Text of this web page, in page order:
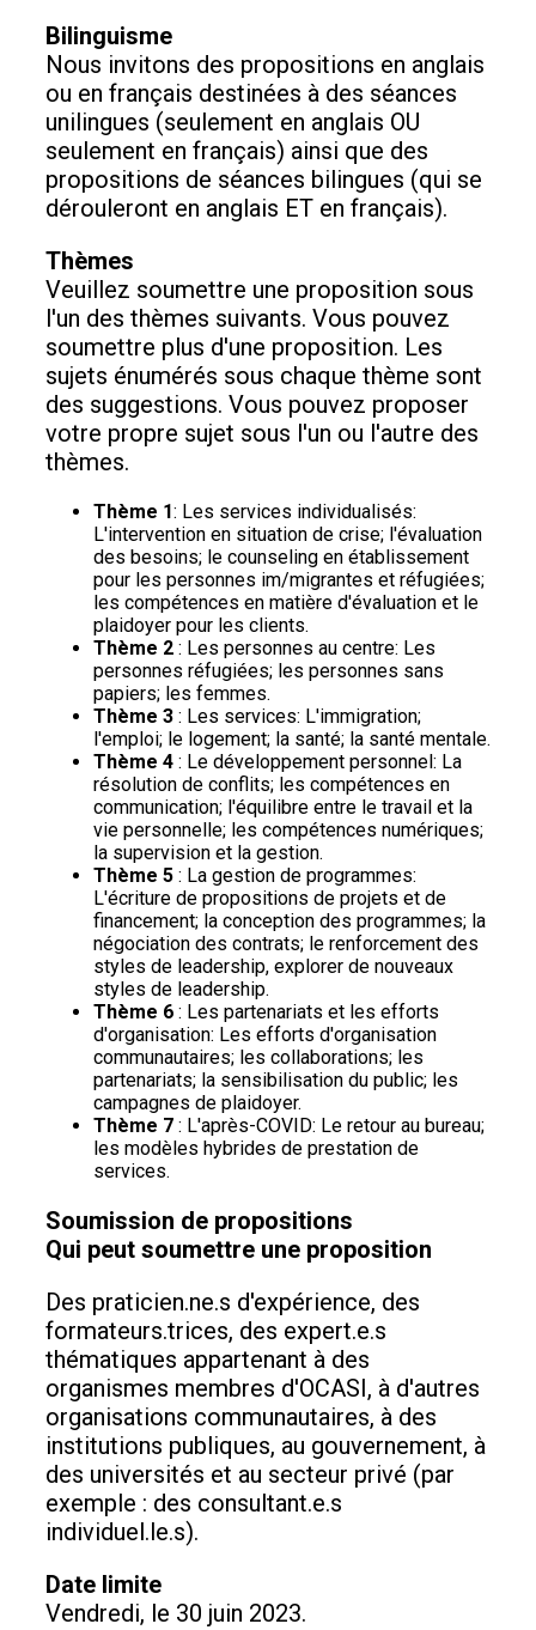
Bilinguisme
Nous invitons des propositions en anglais
ou en français destinées à des séances
unilingues (seulement en anglais OU
seulement en français) ainsi que des
propositions de séances bilingues (qui se
dérouleront en anglais ET en français).
Thèmes
Veuillez soumettre une proposition sous
l'un des thèmes suivants. Vous pouvez
soumettre plus d'une proposition. Les
sujets énumérés sous chaque thème sont
des suggestions. Vous pouvez proposer
votre propre sujet sous l'un ou l'autre des
thèmes.
Thème 1: Les services individualisés:
L'intervention en situation de crise; l'évaluation
des besoins; le counseling en établissement
pour les personnes im/migrantes et réfugiées;
les compétences en matière d'évaluation et le
plaidoyer pour les clients.
Thème 2 : Les personnes au centre: Les
personnes réfugiées; les personnes sans
papiers; les femmes.
Thème 3 : Les services: L'immigration;
l'emploi; le logement; la santé; la santé mentale.
Thème 4 : Le développement personnel: La
résolution de conflits; les compétences en
communication; l'équilibre entre le travail et la
vie personnelle; les compétences numériques;
la supervision et la gestion.
Thème 5 : La gestion de programmes:
L'écriture de propositions de projets et de
financement; la conception des programmes; la
négociation des contrats; le renforcement des
styles de leadership, explorer de nouveaux
styles de leadership.
Thème 6 : Les partenariats et les efforts
d'organisation: Les efforts d'organisation
communautaires; les collaborations; les
partenariats; la sensibilisation du public; les
campagnes de plaidoyer.
Thème 7 : L'après-COVID: Le retour au bureau;
les modèles hybrides de prestation de
services.
Soumission de propositions
Qui peut soumettre une proposition
Des praticien.ne.s d'expérience, des
formateurs.trices, des expert.e.s
thématiques appartenant à des
organismes membres d'OCASI, à d'autres
organisations communautaires, à des
institutions publiques, au gouvernement, à
des universités et au secteur privé (par
exemple : des consultant.e.s
individuel.le.s).
Date limite
Vendredi, le 30 juin 2023.